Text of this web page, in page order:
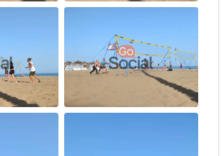
Conoces lo básico pero te falta
consistencia.
Buen control del balón y empiezas a usar